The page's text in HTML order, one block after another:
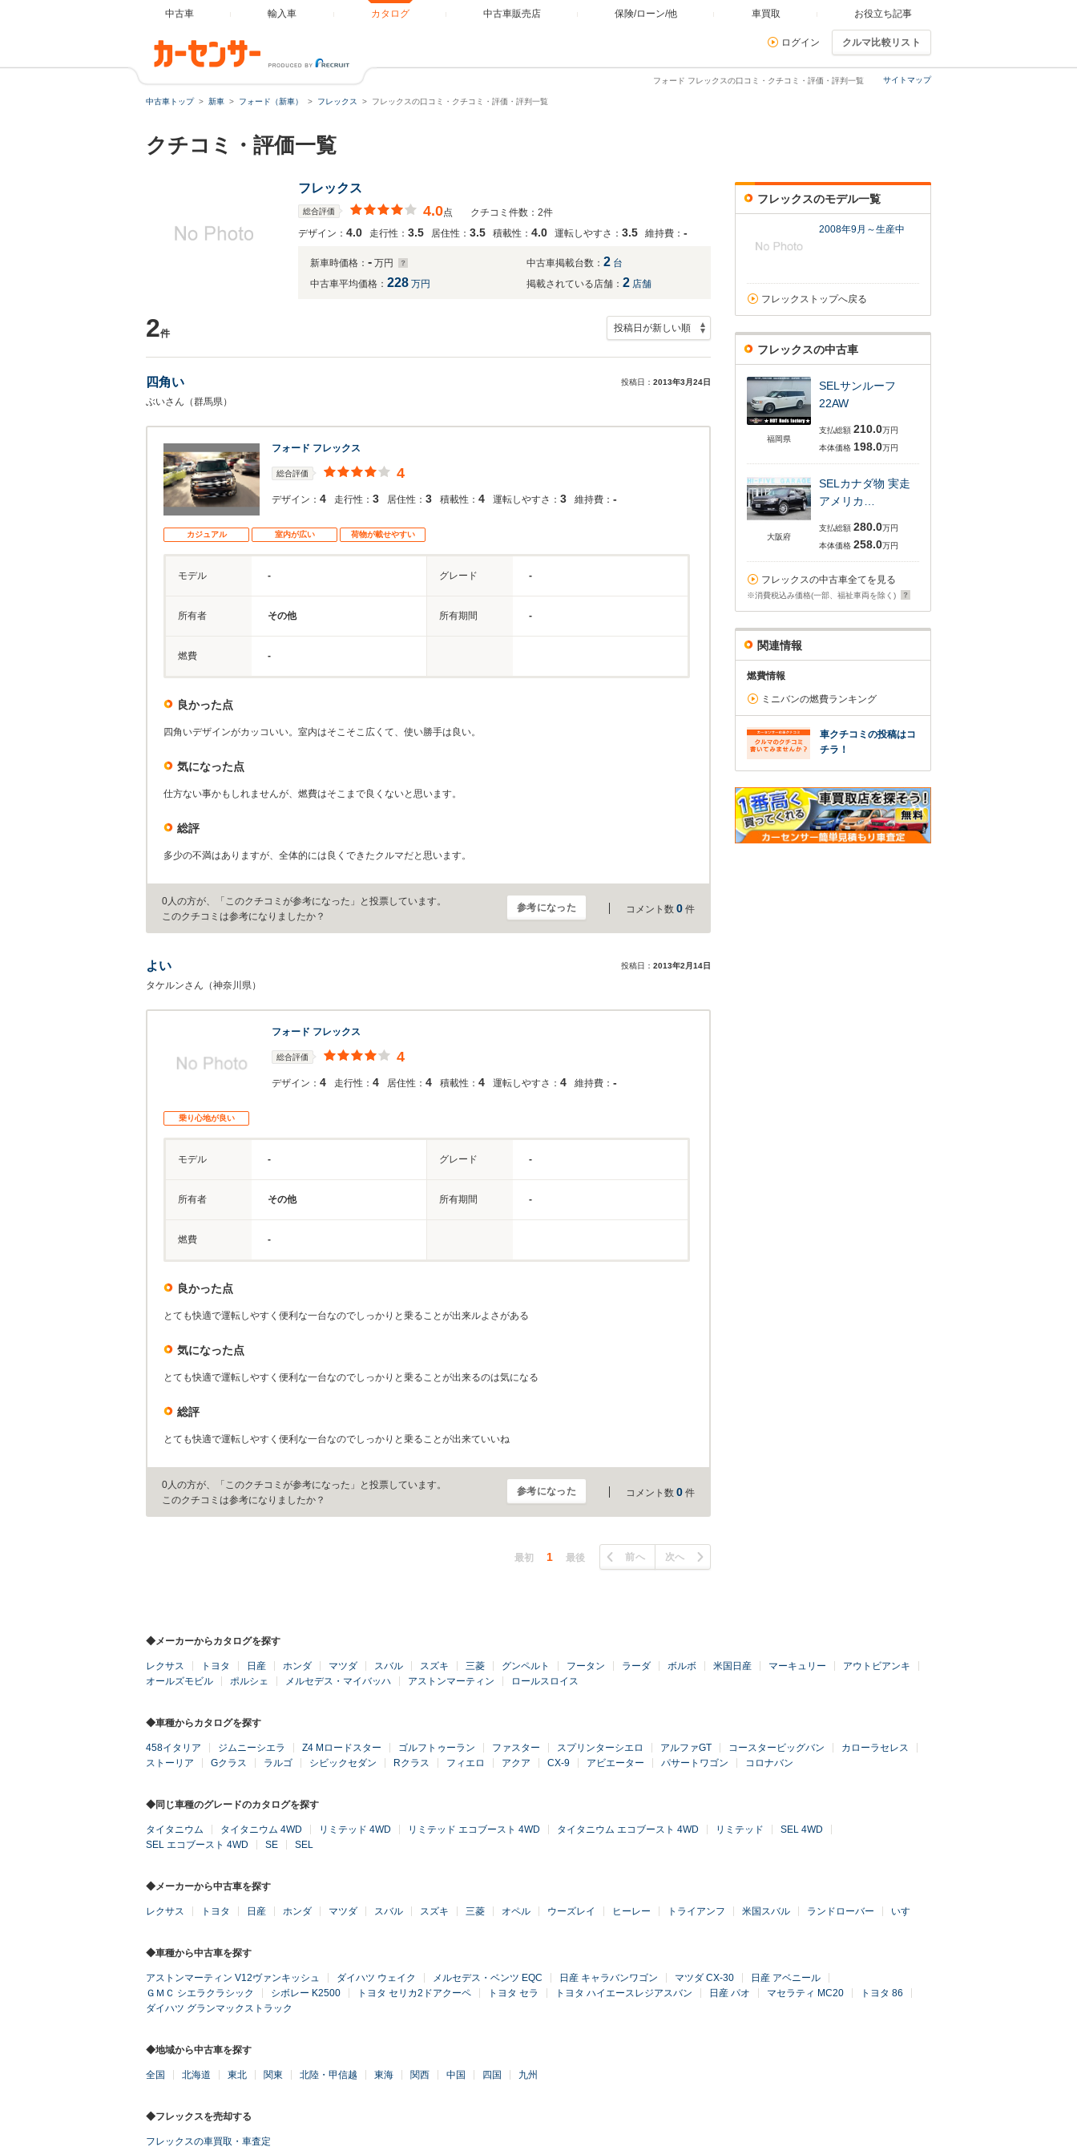
中古車 輸入車 カタログ 中古車販売店 保険/ローン/他 車買取 お役立ち記事
ログイン クルマ比較リスト
サイトマップ
フォード フレックスの口コミ・クチコミ・評価・評判一覧
中古車トップ 新車 フォード（新車） フレックス フレックスの口コミ・クチコミ・評価・評判一覧
クチコミ・評価一覧
フレックス
総合評価 4.0点
クチコミ件数：2件
デザイン： 4.0 走行性： 3.5 居住性： 3.5 積載性： 4.0 運転しやすさ： 3.5 維持費： -
新車時価格： - 万円 中古車掲載台数： 2 台
中古車平均価格： 228 万円 掲載されている店舗： 2 店舗
2件
四角い 投稿日： 2013年3月24日
ぶいさん（群馬県）
フォード フレックス
総合評価 4
デザイン： 4 走行性： 3 居住性： 3 積載性： 4 運転しやすさ： 3 維持費： -
カジュアル 室内が広い 荷物が載せやすい
モデル - グレード -
所有者 その他 所有期間 -
燃費 -
良かった点
四角いデザインがカッコいい。室内はそこそこ広くて、使い勝手は良い。
気になった点
仕方ない事かもしれませんが、燃費はそこまで良くないと思います。
総評
多少の不満はありますが、全体的には良くできたクルマだと思います。
0人の方が、「このクチコミが参考になった」と投票しています。
このクチコミは参考になりましたか？
参考になった コメント数 0 件
よい 投稿日： 2013年2月14日
タケルンさん（神奈川県）
フォード フレックス
総合評価 4
デザイン： 4 走行性： 4 居住性： 4 積載性： 4 運転しやすさ： 4 維持費： -
乗り心地が良い
モデル - グレード -
所有者 その他 所有期間 -
燃費 -
良かった点
とても快適で運転しやすく便利な一台なのでしっかりと乗ることが出来ルよさがある
気になった点
とても快適で運転しやすく便利な一台なのでしっかりと乗ることが出来るのは気になる
総評
とても快適で運転しやすく便利な一台なのでしっかりと乗ることが出来ていいね
0人の方が、「このクチコミが参考になった」と投票しています。
このクチコミは参考になりましたか？
参考になった コメント数 0 件
最初 1 最後 前へ 次へ
フレックスのモデル一覧
2008年9月～生産中
フレックストップへ戻る
フレックスの中古車
福岡県
SELサンルーフ
22AW
支払総額 210.0万円
本体価格 198.0万円
大阪府
SELカナダ物 実走
アメリカ…
支払総額 280.0万円
本体価格 258.0万円
フレックスの中古車全てを見る
※消費税込み価格(一部、福祉車両を除く)
関連情報
燃費情報
ミニバンの燃費ランキング
車クチコミの投稿はコ
チラ！
◆メーカーからカタログを探す
レクサス トヨタ 日産 ホンダ マツダ スバル スズキ 三菱 グンペルト フータン ラーダ ボルボ 米国日産 マーキュリー
アウトビアンキ
オールズモビル
ポルシェ メルセデス・マイバッハ アストンマーティン ロールスロイス
◆車種からカタログを探す
458イタリア ジムニーシエラ Z4 Mロードスター ゴルフトゥーラン ファスター スプリンターシエロ アルファGT コースタービッグバン
カローラセレス
ストーリア
Gクラス ラルゴ シビックセダン Rクラス フィエロ アクア CX-9 アビエーター パサートワゴン コロナバン
◆同じ車種のグレードのカタログを探す
タイタニウム タイタニウム 4WD リミテッド 4WD リミテッド エコブースト 4WD タイタニウム エコブースト 4WD リミテッド
SEL 4WD
SEL エコブースト 4WD
SE SEL
◆メーカーから中古車を探す
レクサス トヨタ 日産 ホンダ マツダ スバル スズキ 三菱 オペル ウーズレイ ヒーレー トライアンフ 米国スバル ランドローバー いすゞ
◆車種から中古車を探す
アストンマーティン V12ヴァンキッシュ ダイハツ ウェイク メルセデス・ベンツ EQC 日産 キャラバンワゴン マツダ CX-30
日産 アベニール
ＧＭＣ シエラクラシック
シボレー K2500 トヨタ セリカ2ドアクーペ トヨタ セラ トヨタ ハイエースレジアスバン 日産 パオ マセラティ MC20
トヨタ 86
ダイハツ グランマックストラック
◆地域から中古車を探す
全国 北海道 東北 関東 北陸・甲信越 東海 関西 中国 四国 九州
◆フレックスを売却する
フレックスの車買取・車査定